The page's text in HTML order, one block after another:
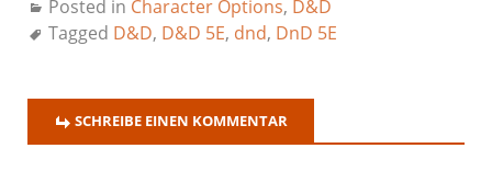
Posted in Character Options, D&D
Tagged D&D, D&D 5E, dnd, DnD 5E
SCHREIBE EINEN KOMMENTAR